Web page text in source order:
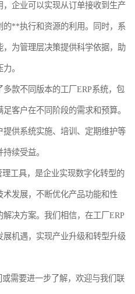
企业可以实现从订单接收到生产
的**执行和资源的利用。同时，系
为管理层决策提供科学依据，助
。
款不同版本的工厂ERP系统，包
客户在不同阶段的需求和预算。
供系统实施、培训、定期维护等
续受益。
工具，是企业实现数字化转型的
发展，不断优化产品功能和性
决方案。我们相信，在工厂ERP
机遇，实现产业升级和转型升级
需要进一步了解，欢迎与我们联